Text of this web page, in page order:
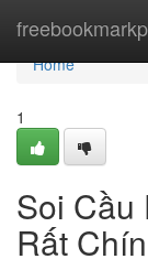
Home
Home
1
Soi Cầu
Rất